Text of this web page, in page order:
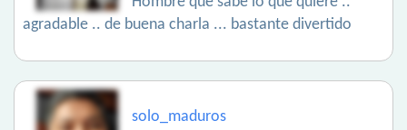
agradable .. de buena charla ... bastante divertido
solo_maduros